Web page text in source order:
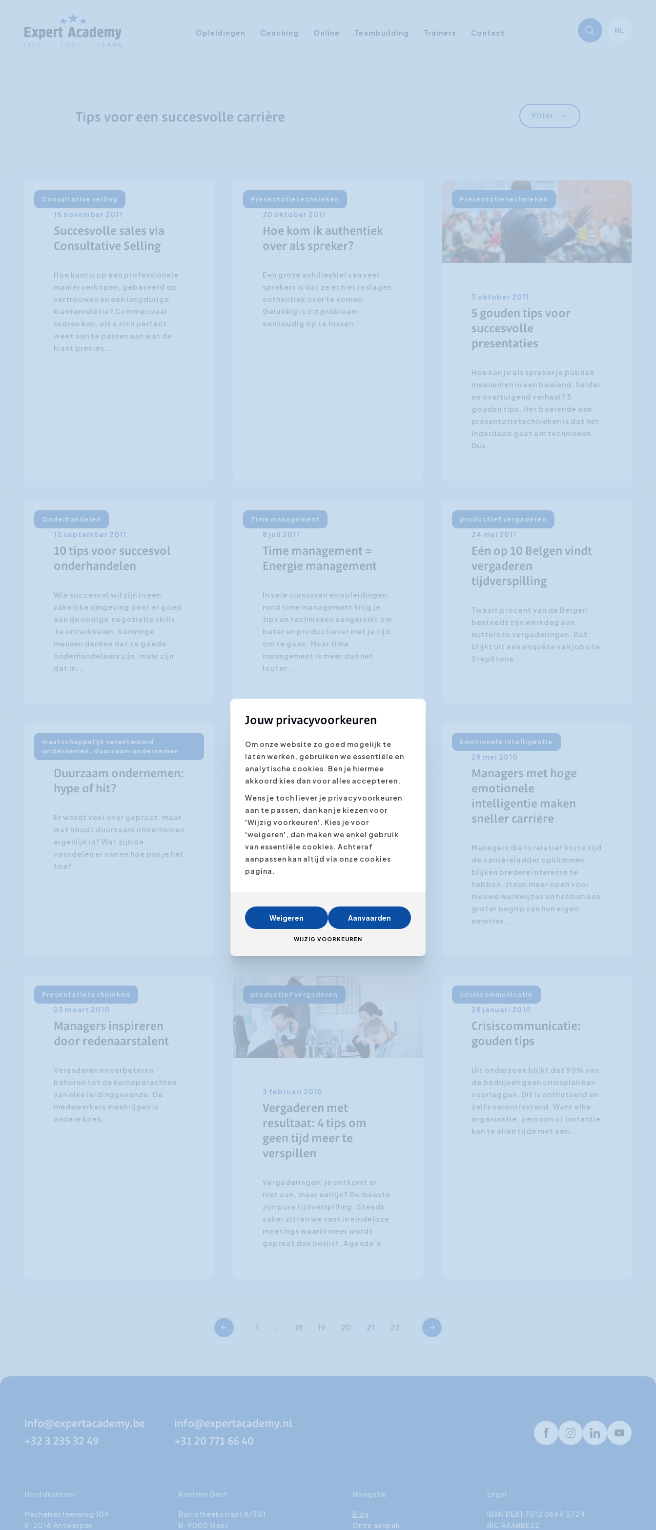
Opleidingen
Leiderschap Training
Persoonlijkheidsprofielen
Management Training
Klantgerichtheid
Social Media Training
Coaching Online Teambuilding Trainers Contact NL
Tips voor een succesvolle carrière Filter
Consultative selling
15 november 2011
Succesvolle sales via
Consultative Selling
Hoe kunt u op een professionele
manier verkopen, gebaseerd op
vertrouwen en een langdurige
klantenrelatie? Commercieel
scoren kan, als u zich perfect
weet aan te passen aan wat de
klant precies...
Presentatietechnieken
20 oktober 2011
Hoe kom ik authentiek
over als spreker?
Een grote achilleshiel van veel
sprekers is dat ze er niet in slagen
authentiek over te komen.
Gelukkig is dit probleem
eenvoudig op te lossen.
Presentatietechnieken
3 oktober 2011
5 gouden tips voor
succesvolle
presentaties
Hoe kan je als spreker je publiek
meenemen in een boeiend, helder
en overtuigend verhaal? 5
gouden tips. Het boeiende aan
presentatietechnieken is dat het
inderdaad gaat om technieken.
Dus...
Onderhandelen
12 september 2011
10 tips voor succesvol
onderhandelen
Wie succesvol wil zijn in een
zakelijke omgeving doet er goed
aan de nodige negotiatie skills
te ontwikkelen. Sommige
mensen denken dat ze goede
onderhandelaars zijn, maar zijn
dat in...
Time management
8 juli 2011
Time management =
Energie management
In vele cursussen en opleidingen
rond time management krijg je
tips en technieken aangereikt om
beter en productiever met je tijd
om te gaan. Maar time
management is meer dan het
louter...
productief vergaderen
24 mei 2011
Eén op 10 Belgen vindt
vergaderen
tijdverspilling
Twaalf procent van de Belgen
besteedt zijn werkdag aan
nutteloze vergaderingen. Dat
blijkt uit een enquête van jobsite
StepStone.
maatschappelijk verantwoord
ondernemen, duurzaam ondernemen
15 maart 2011
Duurzaam ondernemen:
hype of hit?
Er wordt veel over gepraat, maar
wat houdt duurzaam ondernemen
eigenlijk in? Wat zijn de
voordelen er van en hoe pas je het
toe?
Presentatietechnieken
17 september 2010
Hoe geef je een goede
presentatie?
Erger je je ook wel eens aan saaie
PowerPoint presentaties met
slechte grafieken, onleesbare
slides en een ongeïnspireerde
Emotionele intelligentie
28 mei 2010
Managers met hoge
emotionele
intelligentie maken
sneller carrière
Managers die in relatief korte tijd
de carrièreladder opklimmen
blijken bredere interesse te
hebben, staan meer open voor
nieuwe werkwijzes en hebben een
groter begrip van hun eigen
emoties...
Presentatietechnieken
23 maart 2010
Managers inspireren
door redenaarstalent
Veranderen en verbeteren
behoren tot de kernopdrachten
van elke leidinggevende. De
medewerkers meekrijgen is
andere koek.
productief vergaderen
3 februari 2010
Vergaderen met
resultaat: 4 tips om
geen tijd meer te
verspillen
Vergaderingen: je ontkomt er
niet aan, maar eerlijk? De meeste
zijn pure tijdverspilling. Steeds
vaker zitten we vast in eindeloze
meetings waarin meer wordt
gepraat dan beslist. Agenda’s...
crisiscommunicatie
28 januari 2010
Crisiscommunicatie:
gouden tips
Uit onderzoek blijkt dat 90% van
de bedrijven geen crisisplan kan
voorleggen. Dit is onthutsend en
zelfs verontrustend. Want elke
organisatie, persoon of instantie
kan te allen tijde met een...
Vorige 1 … 18 19 20 21 22 Volgende
info@expertacademy.be
+32 3 235 32 49
info@expertacademy.nl
+31 20 771 66 40
FacebookInstagramLinkedInYoutube
Hoofdkantoor
Mechelsesteenweg 109
B-2018 Antwerpen
Kantoor Gent
Bibliotheekstraat 8/301
B-9000 Gent
Navigatie
Blog
Onze aanpak
Legal
IBAN BE81 7512 0669 5724
BIC AXABBE22
Jouw privacyvoorkeuren
Om onze website zo goed mogelijk te
laten werken, gebruiken we essentiële en
analytische cookies. Ben je hiermee
akkoord kies dan voor alles accepteren.
Wens je toch liever je privacyvoorkeuren
aan te passen, dan kan je kiezen voor
'Wijzig voorkeuren'. Kies je voor
'weigeren', dan maken we enkel gebruik
van essentiële cookies. Achteraf
aanpassen kan altijd via onze cookies
pagina.
Weigeren Aanvaarden
WIJZIG VOORKEUREN